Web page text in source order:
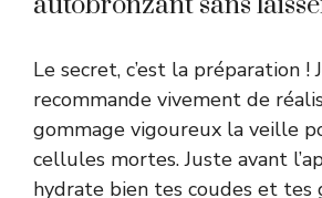
Le secret, c’est la préparation !
recommande vivement de
gommage vigoureux la veille
cellules mortes. Juste avant
hydrate bien tes coudes et tes